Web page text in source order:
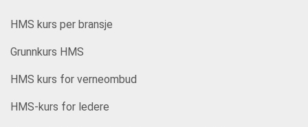
HMS kurs per bransje
Grunnkurs HMS
HMS kurs for verneombud
HMS-kurs for ledere